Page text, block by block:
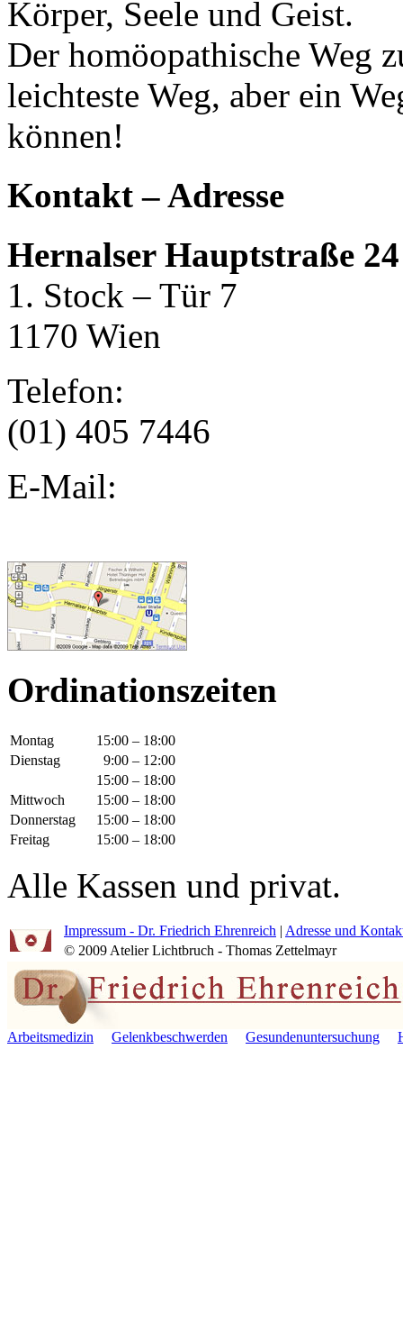
Körper, Seele und Geist.
Der homöopathische Weg
leichteste Weg, aber ein
können!
Kontakt – Adresse
Hernalser Hauptstraße
1. Stock – Tür 7
1170 Wien
Telefon:
(01) 405 7446
E-Mail:
Ordinationszeiten
Montag
15:00 – 18:00
Dienstag
9:00 – 12:00
15:00 – 18:00
Mittwoch
15:00 – 18:00
Donnerstag
15:00 – 18:00
Freitag
15:00 – 18:00
Alle Kassen und privat.
Impressum - Dr. Friedrich Ehrenreich | Adresse und
© 2009 Atelier Lichtbruch - Thomas Zettelmayr
Arbeitsmedizin Gelenkbeschwerden Gesundenuntersuchung